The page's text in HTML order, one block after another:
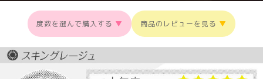
度数を選んで購入する ▼ 商品のレビューを見る ▼